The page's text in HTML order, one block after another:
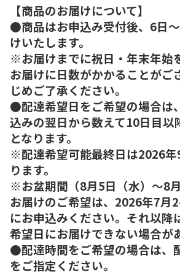
【商品のお届けについて】
●商品はお申込み受付後、6日
けいたします。
※お届けまでに祝日・年末年始
お届けに日数がかかることがご
じめご了承ください。
●配達希望日をご希望の場合は
込みの翌日から数えて10日目以
となります。
※配達希望可能最終日は2026
ります。
※お盆期間（8月5日（水）～8
お届けのご希望は、2026年7月
にお申込みください。それ以降
希望日にお届けできない場合が
●配達時間をご希望の場合は、
をご指定ください。